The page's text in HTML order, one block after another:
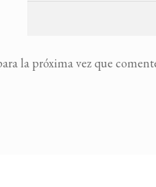
la próxima vez que